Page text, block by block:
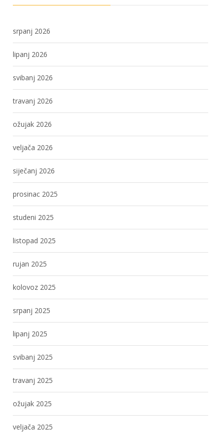
srpanj 2026
lipanj 2026
svibanj 2026
travanj 2026
ožujak 2026
veljača 2026
siječanj 2026
prosinac 2025
studeni 2025
listopad 2025
rujan 2025
kolovoz 2025
srpanj 2025
lipanj 2025
svibanj 2025
travanj 2025
ožujak 2025
veljača 2025